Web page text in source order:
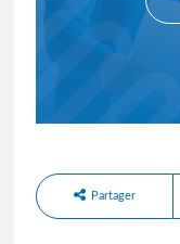
Partager